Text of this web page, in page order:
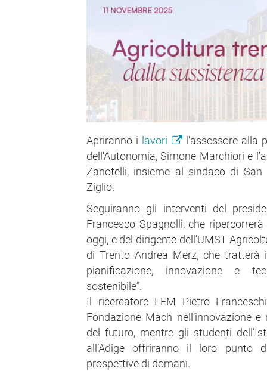
Apriranno i lavori
l'assessore alla
dell'Autonomia, Simone Marchiori e
Zanotelli, insieme al sindaco di San
Ziglio.
Seguiranno gli interventi del
Francesco Spagnolli, che
oggi, e del dirigente dell’UMST
di Trento Andrea Merz, che tratterà
pianificazione, innovazione e
sostenibile”.
Il ricercatore FEM Pietro
Fondazione Mach nell’innovazione
del futuro, mentre gli studenti
all’Adige offriranno il loro
prospettive di domani.